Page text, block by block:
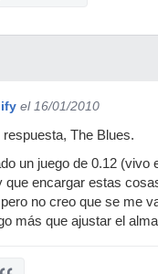
el 16/01/2010
The Blues.
un juego de 0.12 (vivo
que encargar estas
no creo que se me
más que ajustar el